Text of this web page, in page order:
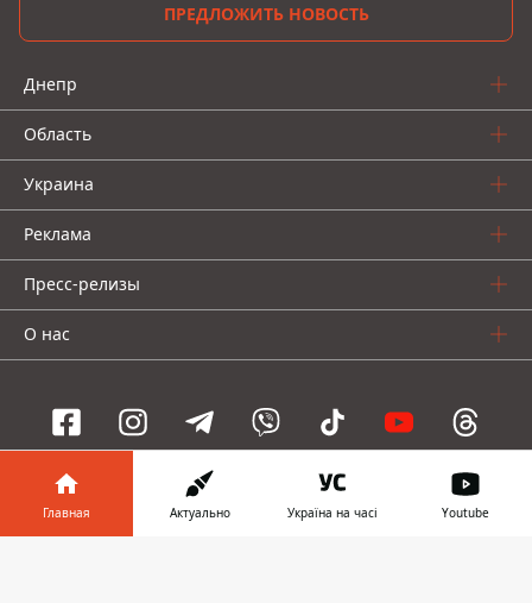
ПРЕДЛОЖИТЬ НОВОСТЬ
Днепр
Область
Украина
Реклама
Пресс-релизы
О нас
Информатор проекты
Главная Актуально Україна на часі Youtube